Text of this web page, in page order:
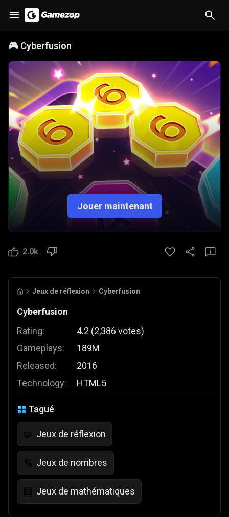
🎮 Cyberfusion
Jouer maintenant
2.0k
Jeux de réflexion Cyberfusion
Cyberfusion
Rating:
Gameplays:
Released:
Technology:
4.2 (2,386 votes)
189M
2016
HTML5
Tagué
🧩 Jeux de réflexion
🔢 Jeux de nombres
🧮 Jeux de mathématiques